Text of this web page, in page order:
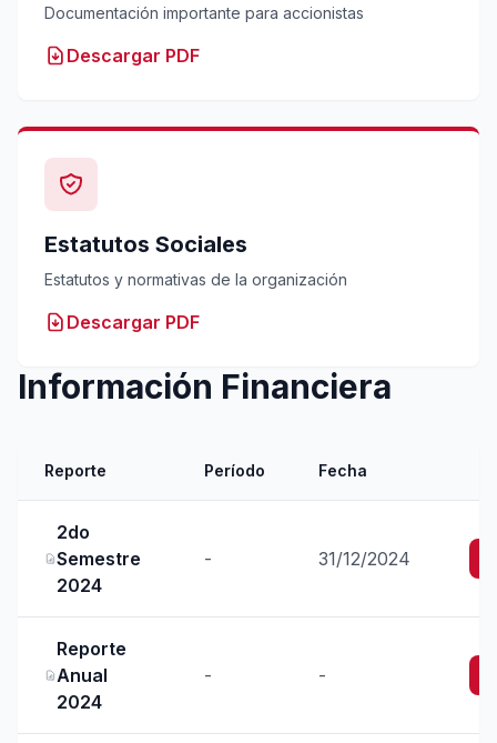
Documentación importante para accionistas
Descargar PDF
Estatutos Sociales
Estatutos y normativas de la organización
Descargar PDF
Información Financiera
Reporte Período Fecha
2do
Semestre
2024
- 31/12/2024
Reporte
Anual
2024
- -